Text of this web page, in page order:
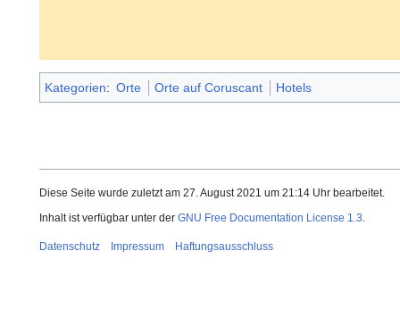
Kategorien: Orte Orte auf Coruscant Hotels
Diese Seite wurde zuletzt am 27. August 2021 um 21:14 Uhr bearbeitet.
Inhalt ist verfügbar unter der GNU Free Documentation License 1.3.
Datenschutz Impressum Haftungsausschluss